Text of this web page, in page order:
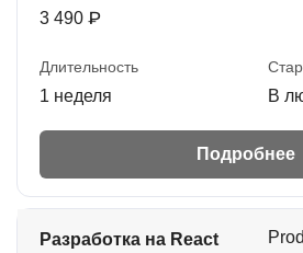
3 490 ₽
Длительность
1 неделя В
Подробнее
Разработка на React